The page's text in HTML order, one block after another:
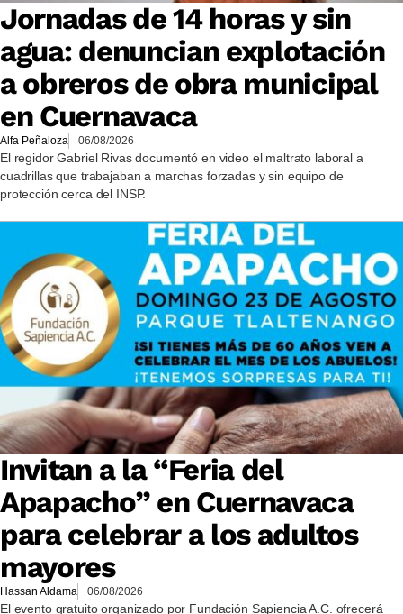
Jornadas de 14 horas y sin
agua: denuncian explotación
a obreros de obra municipal
en Cuernavaca
Alfa Peñaloza 06/08/2026
El regidor Gabriel Rivas documentó en video el maltrato laboral a
cuadrillas que trabajaban a marchas forzadas y sin equipo de
protección cerca del INSP.
Invitan a la “Feria del
Apapacho” en Cuernavaca
para celebrar a los adultos
mayores
Hassan Aldama 06/08/2026
El evento gratuito organizado por Fundación Sapiencia A.C. ofrecerá